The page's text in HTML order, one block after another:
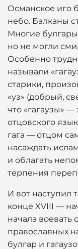
Османское иго
небо. Балканы
Многие
но не могли
Особенно
называли
старики,
«уз» (добрый,
что «гагаузы» —
отцовского
гага — отцом
насаждать
и облагать
терпения
И вот наступил
конце XVIII —
начала воевать
православных
булгар и